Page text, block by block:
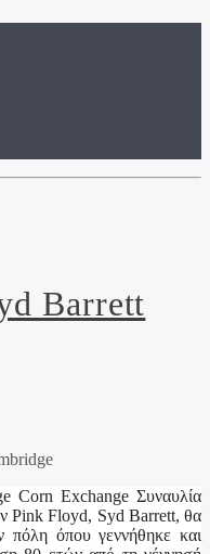
Barrett
Corn Exchange Συναυλία
Pink Floyd, Syd Barrett, θα
πόλη όπου γεννήθηκε και